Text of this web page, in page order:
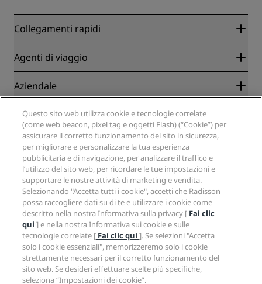
Collegamenti rapidi
Radisson Rewards
Blog
Destinazioni
APP Radisson Hotels
Hotel Approvati per sport
Hotel per famiglie
Salute e sicurezza
Agenti di viaggio
Partner
Agenti di viaggio
Aziendale
Radisson Hotel Group
Media
Opportunità di lavoro in RHG
Opportunità di lavoro in PPHE
Opportunità di lavoro in EHL
The Club by RHG
Opportunità di sviluppo
Responsible Business
Approvvigionamento
Note legali
Centro sulla privacy
Note legali
Termini e condizioni di Radisson Rewards
Termini e condizioni di utilizzo del sito
Accessibilità digitale
Dichiarazione sulla schiavitù moderna
Aiuto
Avvisi per i consumatori
Contatti
Domande frequenti
Mappa del sito
Social media
Marchi Radisson Hotels
Questo sito web utilizza cookie e tecnologie correlate
(come web beacon, pixel tag e oggetti Flash) (“Cookie”) per
assicurare il corretto funzionamento del sito in sicurezza,
per migliorare e personalizzare la tua esperienza
pubblicitaria e di navigazione, per analizzare il traffico e
l’utilizzo del sito web, per ricordare le tue impostazioni e
supportare le nostre attività di marketing e vendita.
Selezionando "Accetta tutti i cookie", accetti che Radisson
possa raccogliere dati su di te e utilizzare i cookie come
descritto nella nostra Informativa sulla privacy [ Fai clic
qui] e nella nostra Informativa sui cookie e sulle
tecnologie correlate [ Fai clic qui]. Se selezioni "Accetta
solo i cookie essenziali", memorizzeremo solo i cookie
strettamente necessari per il corretto funzionamento del
sito web. Se desideri effettuare scelte più specifiche,
seleziona “Impostazioni dei cookie”.